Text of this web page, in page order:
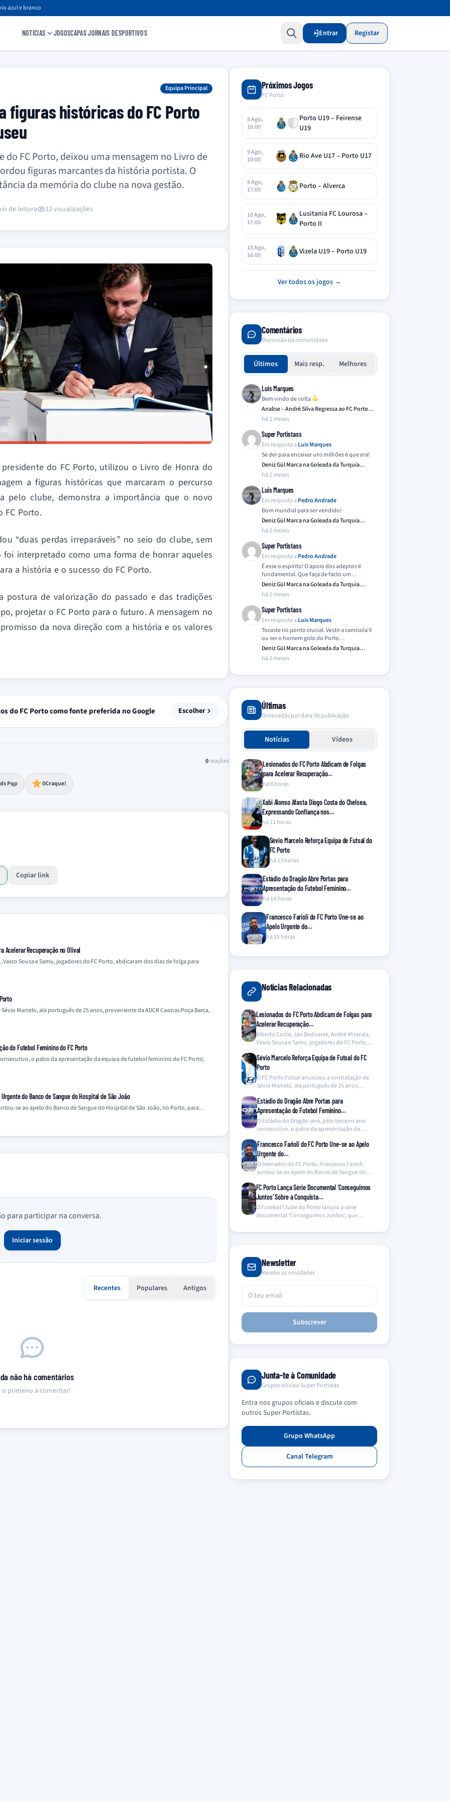
azul e branco
NOTÍCIAS JOGOSCAPAS JORNAIS DESPORTIVOS Entrar Registar
Equipa Principal
figuras históricas do FC Porto
do FC Porto, deixou uma mensagem no Livro de
figuras marcantes da história portista. O
da memória do clube na nova gestão.
de leitura 12 visualizações
do FC Porto, utilizou o Livro de Honra do
a figuras históricas que marcaram o percurso
pelo clube, demonstra a importância que o novo
FC Porto.
“duas perdas irreparáveis” no seio do clube, sem
foi interpretado como uma forma de honrar aqueles
a história e o sucesso do FC Porto.
postura de valorização do passado e das tradições
projetar o FC Porto para o futuro. A mensagem no
da nova direção com a história e os valores
do FC Porto como fonte preferida no Google Escolher
0reações
Pqp
extremo 0Craque!
Copiar link
Acelerar Recuperação no Olival
Sousa e Samu, jogadores do FC Porto, abdicaram dos dias de folga para
Marcelo, ala português de 25 anos, proveniente da ADCR Caxinas Poça Barca,
do Futebol Feminino do FC Porto
o palco da apresentação da equipa de futebol feminino do FC Porto,
do Banco de Sangue do Hospital de São João
se ao apelo do Banco de Sangue do Hospital de São João, no Porto, para…
para participar na conversa.
Iniciar sessão
Recentes Populares Antigos
não há comentários
o primeiro a comentar!
Próximos Jogos
FC Porto
8 Ago,
16:00
Porto U19 – Feirense
U19
9 Ago,
10:00
Rio Ave U17 – Porto U17
9 Ago,
17:00
Porto – Alverca
10 Ago,
17:00
Lusitania FC Lourosa –
Porto II
15 Ago,
16:00
Vizela U19 – Porto U19
Ver todos os jogos →
Comentários
Discussão da comunidade
Últimos Mais resp. Melhores
Luis Marques
Bem vindo de volta
Analise – André Silva Regressa ao FC Porto…
há 2 meses
Super Portistass
Em resposta a Luis Marques
Se der para encaixar uns milhões é que era!
Deniz Gül Marca na Goleada da Turquia
Frente…
há 2 meses
Luis Marques
Em resposta a Pedro Andrade
Bom mundial para ser vendido!
Deniz Gül Marca na Goleada da Turquia
Frente…
há 2 meses
Super Portistass
Em resposta a Pedro Andrade
É esse o espírito! O apoio dos adeptos é
fundamental. Que faça de facto um…
Deniz Gül Marca na Goleada da Turquia
Frente…
há 2 meses
Super Portistass
Em resposta a Luis Marques
Tocaste no ponto crucial. Vestir a camisola 9
ou ser o homem golo do Porto…
Deniz Gül Marca na Goleada da Turquia
Frente…
há 2 meses
Últimas
Ordenadas por data de publicação
Notícias Vídeos
Lesionados do FC Porto Abdicam de Folgas
para Acelerar Recuperação…
há 8 horas
Xabi Alonso Afasta Diogo Costa do Chelsea,
Expressando Confiança nos…
há 11 horas
Sévio Marcelo Reforça Equipa de Futsal do
FC Porto
há 13 horas
Estádio do Dragão Abre Portas para
Apresentação do Futebol Feminino…
há 14 horas
Francesco Farioli do FC Porto Une-se ao
Apelo Urgente do…
há 16 horas
Notícias Relacionadas
Lesionados do FC Porto Abdicam de Folgas para
Acelerar Recuperação…
Alberto Costa, Jan Bednarek, André Miranda,
Vasco Sousa e Samu, jogadores do FC Porto,
Sévio Marcelo Reforça Equipa de Futsal do FC
Porto
O FC Porto Futsal anunciou a contratação de
Sévio Marcelo, ala português de 25 anos,
Estádio do Dragão Abre Portas para
Apresentação do Futebol Feminino…
O Estádio do Dragão será, pelo terceiro ano
consecutivo, o palco da apresentação da
Francesco Farioli do FC Porto Une-se ao Apelo
Urgente do…
O treinador do FC Porto, Francesco Farioli,
juntou-se ao apelo do Banco de Sangue do
FC Porto Lança Série Documental ‘Conseguimos
Juntos’ Sobre a Conquista…
O Futebol Clube do Porto lançou a série
documental 'Conseguimos Juntos', que
Newsletter
Recebe as novidades
Subscrever
Junta-te à Comunidade
Grupos oficiais Super Portistas
Entra nos grupos oficiais e discute com
outros Super Portistas.
Grupo WhatsApp
Canal Telegram